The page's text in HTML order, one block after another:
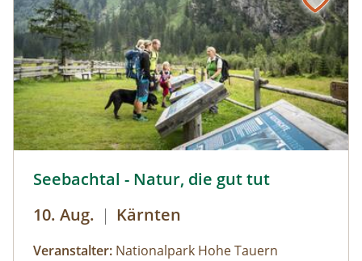
Naturwunder!
Seebachtal - Natur, die gut tut
10. Aug. | Kärnten
Veranstalter: Nationalpark Hohe Tauern